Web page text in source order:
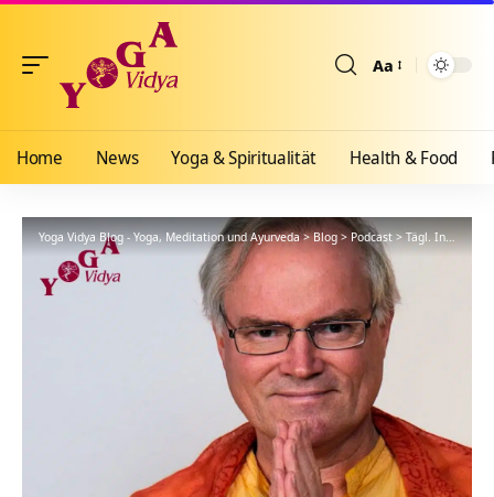
Aa
Home News Yoga & Spiritualität Health & Food
Yoga Vidya Blog - Yoga, Meditation und Ayurveda>Blog>Podcast>Tägl. Inspiration